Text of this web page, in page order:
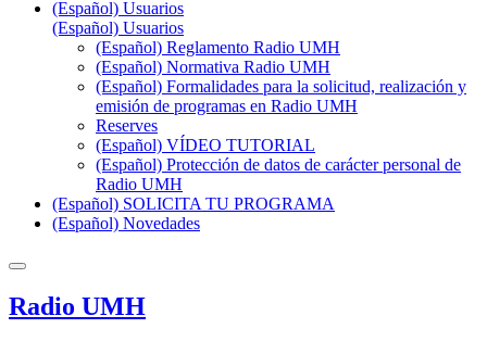
(Español) Usuarios
(Español) Usuarios
(Español) Reglamento Radio UMH
(Español) Normativa Radio UMH
(Español) Formalidades para la solicitud, realización y
emisión de programas en Radio UMH
Reserves
(Español) VÍDEO TUTORIAL
(Español) Protección de datos de carácter personal de
Radio UMH
(Español) SOLICITA TU PROGRAMA
(Español) Novedades
Radio UMH